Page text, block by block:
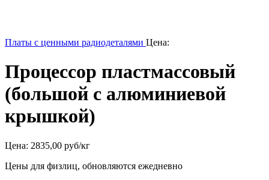
Платы с ценными радиодеталями Цена:
Процессор пластмассовый
(большой с алюминиевой
крышкой)
Цена: 2835,00 руб/кг
Цены для физлиц, обновляются ежедневно